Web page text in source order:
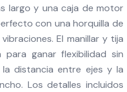
largo y una caja de motor
con una horquilla de
El manillar y tija
ganar flexibilidad sin
distancia entre ejes y la
Los detalles incluidos